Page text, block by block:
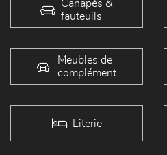
Canapés &
fauteuils
Meubles de
complément
Literie